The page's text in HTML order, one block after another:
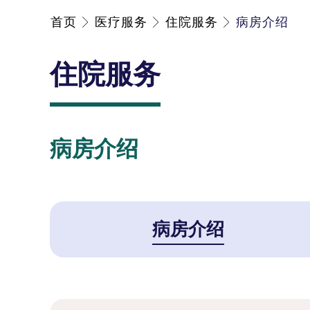
首页 医疗服务 住院服务 病房介绍
住院服务
病房介绍
病房介绍